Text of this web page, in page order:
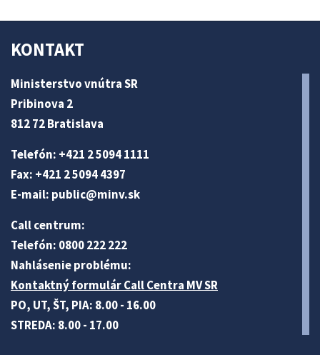
KONTAKT
Ministerstvo vnútra SR
Pribinova 2
812 72 Bratislava
Telefón: +421 2 5094 1111
Fax: +421 2 5094 4397
E-mail: public@minv.sk
Call centrum:
Telefón: 0800 222 222
Nahlásenie problému:
Kontaktný formulár Call Centra MV SR
PO, UT, ŠT, PIA: 8.00 - 16.00
STREDA: 8.00 - 17.00